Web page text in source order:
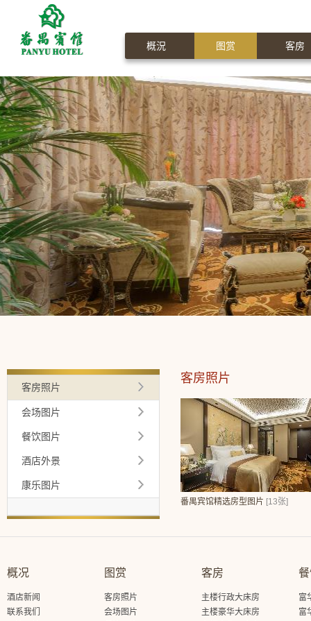
概況 图赏 客房
客房照片
番禺宾馆精选房型图片 [13张]
客房照片
会场图片
餐饮图片
酒店外景
康乐图片
概况
酒店新闻
联系我们
图赏
客房照片
会场图片
客房
主楼行政大床房
主楼豪华大床房
富
富